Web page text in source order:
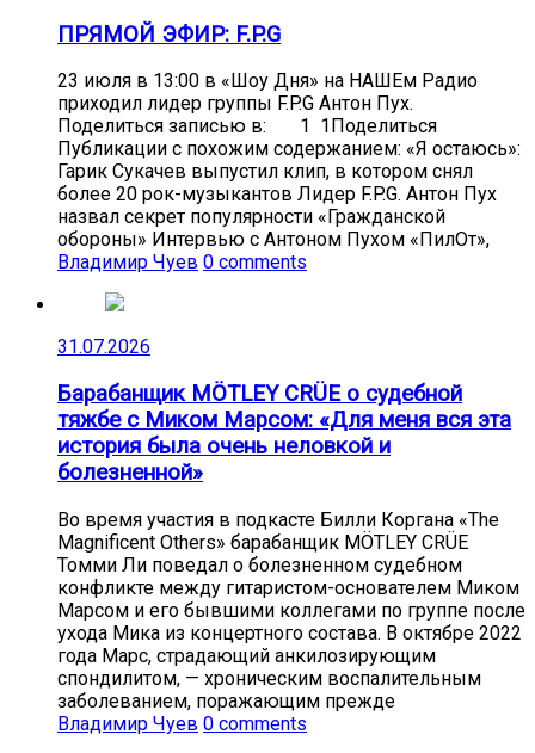
ПРЯМОЙ ЭФИР: F.P.G
23 июля в 13:00 в «Шоу Дня» на НАШЕм Радио
приходил лидер группы F.P.G Антон Пух.
Поделиться записью в: 1 1Поделиться
Публикации с похожим содержанием: «Я остаюсь»:
Гарик Сукачев выпустил клип, в котором снял
более 20 рок-музыкантов Лидер F.P.G. Антон Пух
назвал секрет популярности «Гражданской
обороны» Интервью с Антоном Пухом «ПилОт»,
Владимир Чуев 0 comments
31.07.2026
Барабанщик MÖTLEY CRÜE о судебной
тяжбе с Миком Марсом: «Для меня вся эта
история была очень неловкой и
болезненной»
Во время участия в подкасте Билли Коргана «The
Magnificent Others» барабанщик MÖTLEY CRÜE
Томми Ли поведал о болезненном судебном
конфликте между гитаристом-основателем Миком
Марсом и его бывшими коллегами по группе после
ухода Мика из концертного состава. В октябре 2022
года Марс, страдающий анкилозирующим
спондилитом, — хроническим воспалительным
заболеванием, поражающим прежде
Владимир Чуев 0 comments